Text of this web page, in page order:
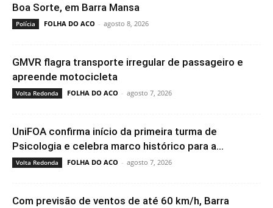
Boa Sorte, em Barra Mansa
Polícia FOLHA DO ACO - agosto 8, 2026
GMVR flagra transporte irregular de passageiro e
apreende motocicleta
Volta Redonda FOLHA DO ACO - agosto 7, 2026
UniFOA confirma início da primeira turma de
Psicologia e celebra marco histórico para a...
Volta Redonda FOLHA DO ACO - agosto 7, 2026
Com previsão de ventos de até 60 km/h, Barra